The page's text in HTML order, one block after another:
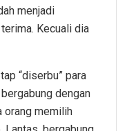
menjadi
Kecuali dia
“diserbu” para
dengan
orang memilih